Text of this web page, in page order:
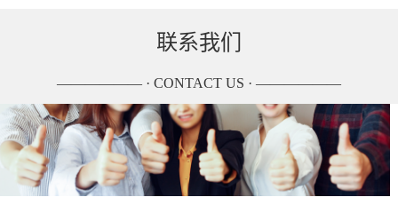
联系我们
—————— · CONTACT US · ——————